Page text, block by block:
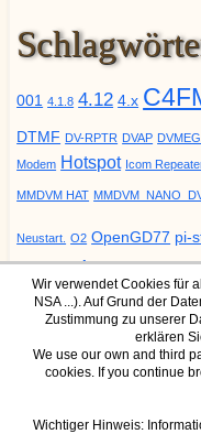
001 4.1.8 4.12 4.x
DTMF DV-RPTR DVAP
Modem Hotspot Icom
MMDVM HAT
Neustart. O2 OpenGD77 pi-
update
DMR Mode
IPSC2 Dashboard für
IPSC2 Dashboard für
Wir verwendet Cookies für
NSA ...). Auf Grund der
Zustimmung zu unserer
erklären
We use our own and third
cookies. If you continue
Wichtiger Hinweis: